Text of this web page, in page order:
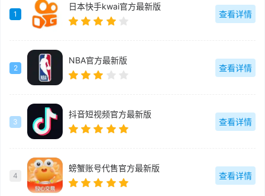
1
日本快手kwai官方最新版
查看详情
2
NBA官方最新版
查看详情
3
抖音短视频官方最新版
查看详情
4
螃蟹账号代售官方最新版
查看详情